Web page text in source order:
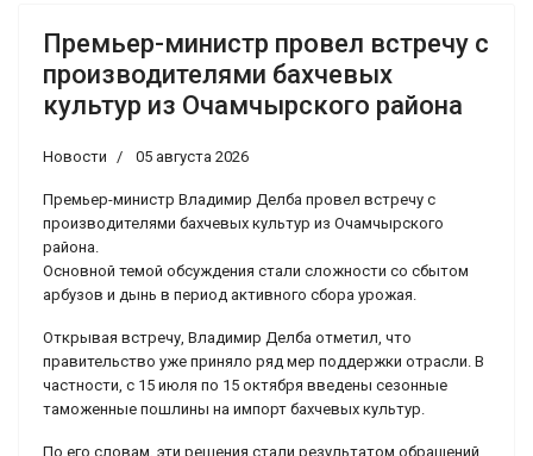
Премьер-министр провел встречу с
производителями бахчевых
культур из Очамчырского района
Новости 05 августа 2026
Премьер-министр Владимир Делба провел встречу с
производителями бахчевых культур из Очамчырского
района.
Основной темой обсуждения стали сложности со сбытом
арбузов и дынь в период активного сбора урожая.
Открывая встречу, Владимир Делба отметил, что
правительство уже приняло ряд мер поддержки отрасли. В
частности, с 15 июля по 15 октября введены сезонные
таможенные пошлины на импорт бахчевых культур.
По его словам, эти решения стали результатом обращений